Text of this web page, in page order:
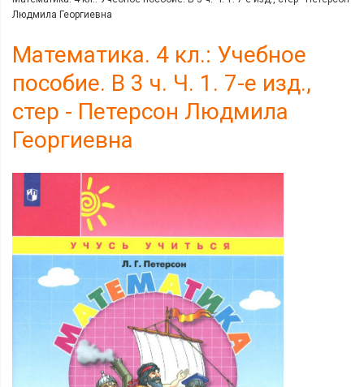
Людмила Георгиевна
Математика. 4 кл.: Учебное
пособие. В 3 ч. Ч. 1. 7-е изд.,
стер - Петерсон Людмила
Георгиевна